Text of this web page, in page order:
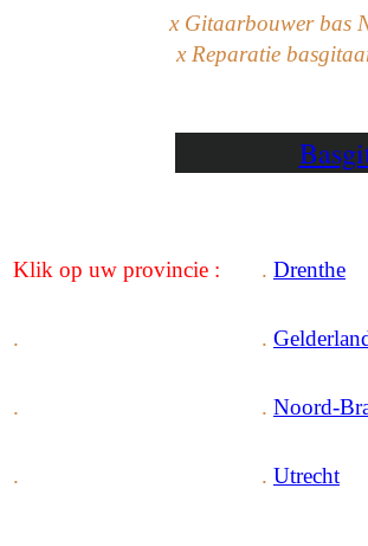
x Gitaarbouwer bas
x Reparatie
Klik op uw provincie : . Drenthe
. .
. . Noord-
. . Utrecht